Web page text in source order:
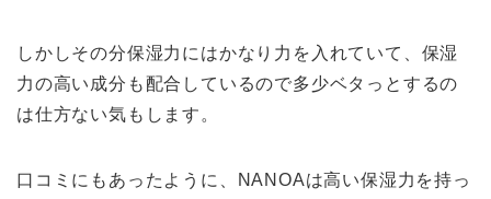
しかしその分保湿力にはかなり力を入れていて、保湿
力の高い成分も配合しているので多少ベタっとするの
は仕方ない気もします。
口コミにもあったように、NANOAは高い保湿力を持っ